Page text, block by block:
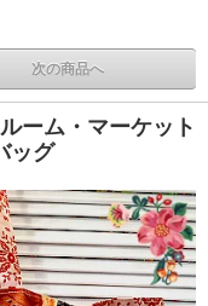
次の商品へ
ーム・マーケット
ッグ